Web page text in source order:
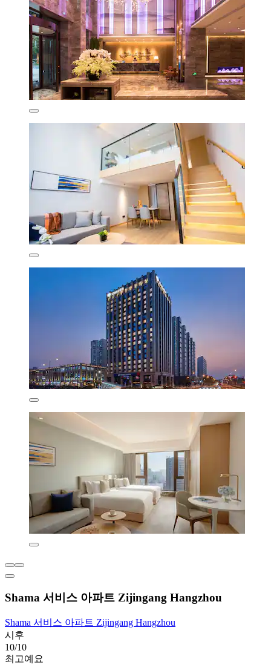
Shama 서비스 아파트 Zijingang Hangzhou
Shama 서비스 아파트 Zijingang Hangzhou
시후
10/10
최고예요